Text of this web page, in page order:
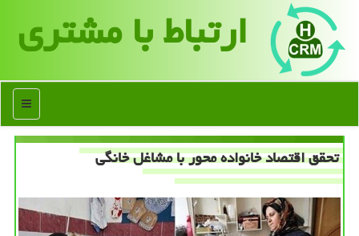
ارتباط با مشتری
منو
تحقق اقتصاد خانواده محور با مشاغل خانگی